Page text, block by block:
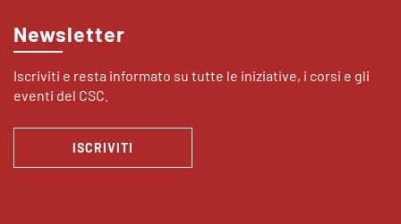
Newsletter
Iscriviti e resta informato su tutte le iniziative, i corsi e gli
eventi del CSC.
ISCRIVITI